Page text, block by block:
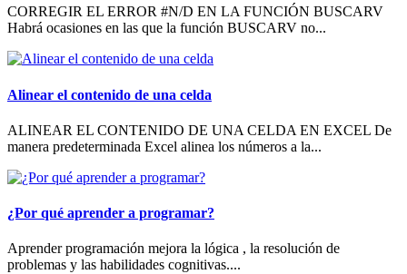
CORREGIR EL ERROR #N/D EN LA FUNCIÓN BUSCARV
Habrá ocasiones en las que la función BUSCARV no...
Alinear el contenido de una celda
ALINEAR EL CONTENIDO DE UNA CELDA EN EXCEL De
manera predeterminada Excel alinea los números a la...
¿Por qué aprender a programar?
Aprender programación mejora la lógica , la resolución de
problemas y las habilidades cognitivas....